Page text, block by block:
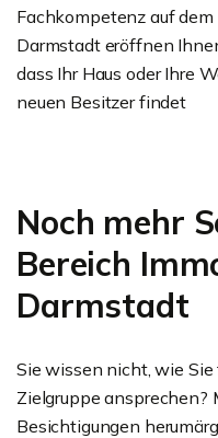
Fachkompetenz auf
Darmstadt eröffnen
dass Ihr Haus oder Ihre
neuen Besitzer findet
Noch mehr
Bereich
Darmstadt
Sie wissen nicht, wie
Zielgruppe
Besichtigungen